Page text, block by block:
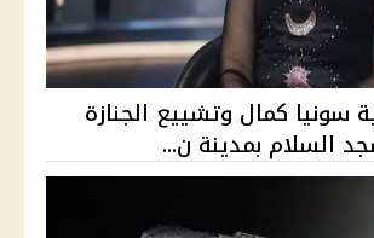
سونيا كمال وتشييع الجنازة
السلام بمدينة ن...